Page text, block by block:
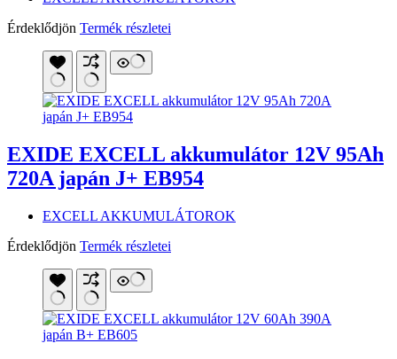
Érdeklődjön Termék részletei
EXIDE EXCELL akkumulátor 12V 95Ah
720A japán J+ EB954
EXCELL AKKUMULÁTOROK
Érdeklődjön Termék részletei